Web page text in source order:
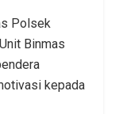
Polsek
Binmas
kepada